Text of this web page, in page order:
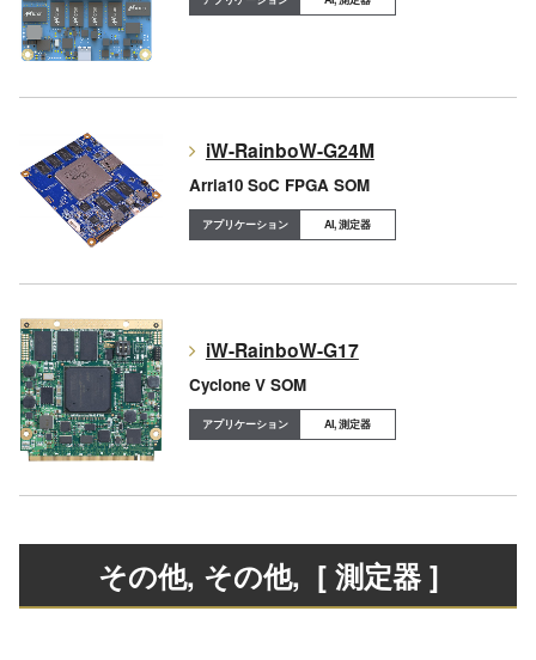
iW-RainboW-G24M
Arria10 SoC FPGA SOM
AI, 測定器
iW-RainboW-G17
Cyclone V SOM
AI, 測定器
その他, その他, [ 測定器 ]